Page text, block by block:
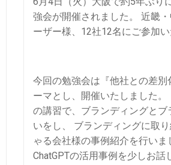
強会が開催されました。
近畿
ーザー様、12社12名にご参加い
今回の勉強会は『他社との差別
ーマとし、開催いたしました。
の講習で、ブランディングとブ
いをし、
ブランディングに取
ゃる会社様の事例紹介を行いま
ChatGPTの活用事例を少しお話